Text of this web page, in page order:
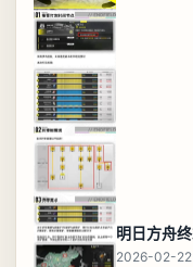
2026-02-22